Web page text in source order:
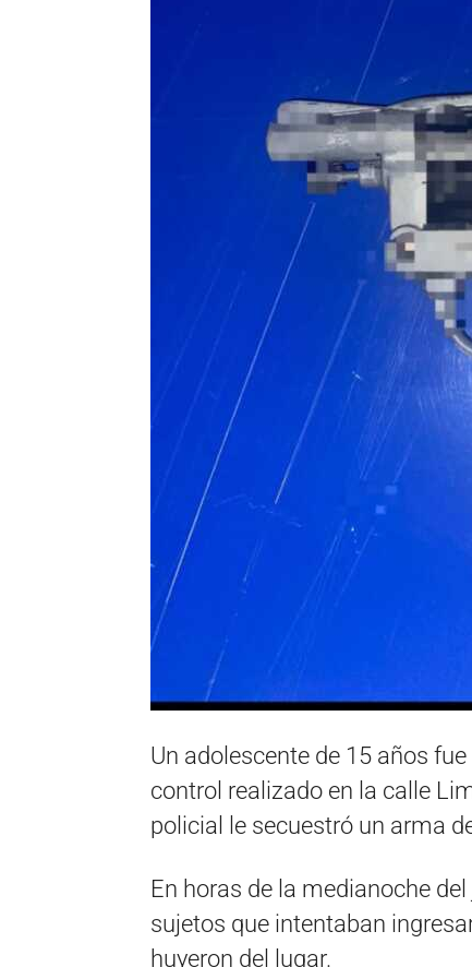
Un adolescente de 15 años
control realizado en la calle
policial le secuestró un arma
En horas de la medianoche
sujetos que intentaban
huyeron del lugar.